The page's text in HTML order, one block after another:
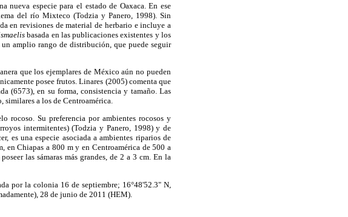
nueva especie para el estado de Oaxaca. En ese
del río Mixteco (Todzia y Panero, 1998). Sin
en revisiones de material de herbario e incluye a
basada en las publicaciones existentes y los
un amplio rango de distribución, que puede seguir
que los ejemplares de México aún no pueden
posee frutos. Linares (2005) comenta que
(6573), en su forma, consistencia y tamaño. Las
similares a los de Centroamérica.
rocoso. Su preferencia por ambientes rocosos y
intermitentes) (Todzia y Panero, 1998) y de
es una especie asociada a ambientes riparios de
Chiapas a 800 m y en Centroamérica de 500 a
las sámaras más grandes, de 2 a 3 cm. En la
por la colonia 16 de septiembre; 16°48'52.3" N,
28 de junio de 2011 (HEM).